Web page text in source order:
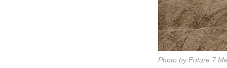
Photo by Future 7